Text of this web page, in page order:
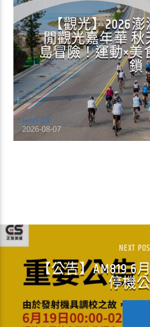
【觀光】2026
閒觀光嘉年華 秋
島冒險！運動×美
鎖
Jean-CS
2026-08-07
NEXT
【公告】AM819 6
停機